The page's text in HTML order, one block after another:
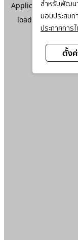
สำหรับพัฒนา
มอบประสบ
ประกาศการ
ตั้ง
Application error:
loading